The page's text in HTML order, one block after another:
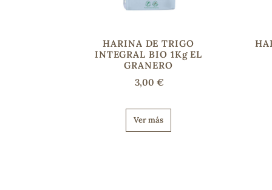
HARINA DE TRIGO
INTEGRAL BIO 1Kg EL
GRANERO
3,00 €
Ver más